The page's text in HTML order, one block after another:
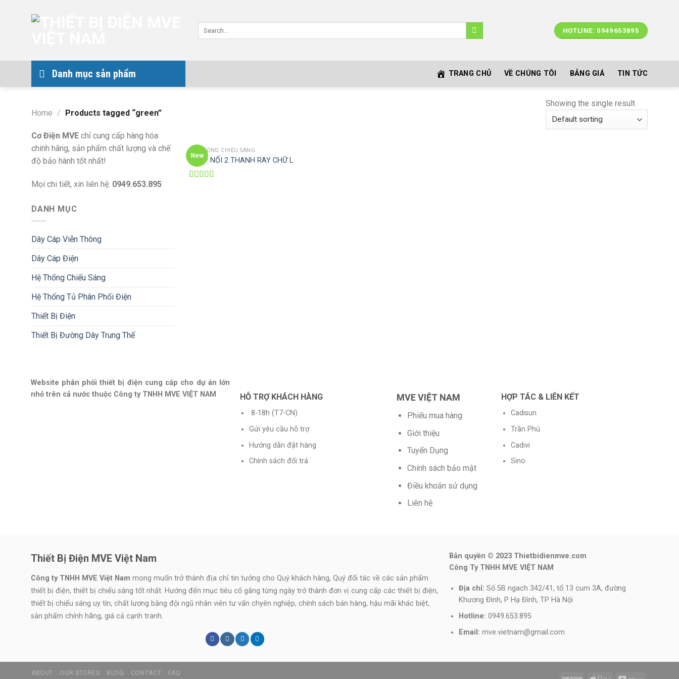
HOTLINE: 0949653895
Danh mục sản phẩm TRANG CHỦ VỀ CHÚNG TÔI BẢNG GIÁ TIN TỨC
Home / Products tagged “green”
Showing the single result
Cơ Điện MVE chỉ cung cấp hàng hóa
chính hãng, sản phẩm chất lượng và chế
độ bảo hành tốt nhất!
Mọi chi tiết, xin liên hệ: 0949.653.895
DANH MỤC
Dây Cáp Viễn Thông
Dây Cáp Điện
Hệ Thống Chiếu Sáng
Hệ Thống Tủ Phân Phối Điện
Thiết Bị Điện
Thiết Bị Đường Dây Trung Thế
New
HỆ THỐNG CHIẾU SÁNG
KHỚP NỐI 2 THANH RAY CHỮ L
Website phân phối thiết bị điện cung cấp cho dự án lớn
nhỏ trên cả nước thuộc Công ty TNHH MVE VIỆT NAM
HỖ TRỢ KHÁCH HÀNG
8-18h (T7-CN)
Gửi yêu cầu hỗ trợ
Hướng dẫn đặt hàng
Chính sách đổi trả
MVE VIỆT NAM
Phiếu mua hàng
Giới thiệu
Tuyển Dụng
Chính sách bảo mật
Điều khoản sử dụng
Liên hệ
HỢP TÁC & LIÊN KẾT
Cadisun
Trần Phú
Cadivi
Sino
Thiết Bị Điện MVE Việt Nam
Công ty TNHH MVE Việt Nam mong muốn trở thành địa chỉ tin tưởng cho Quý khách hàng, Quý đối tác về các sản phẩm
thiết bị điện, thiết bị chiếu sáng tốt nhất. Hướng đến mục tiêu cố gắng từng ngày trở thành đơn vị cung cấp các thiết bị điện,
thiết bị chiếu sáng uy tín, chất lượng bằng đội ngũ nhân viên tư vấn chyên nghiệp, chính sách bán hàng, hậu mãi khác biệt,
sản phẩm chính hãng, giá cả cạnh tranh.
Bản quyền © 2023 Thietbidienmve.com
Công Ty TNHH MVE VIỆT NAM
Địa chỉ: Số 5B ngach 342/41, tổ 13 cum 3A, đường
Khương Đình, P Hạ Đình, TP Hà Nội
Hotline: 0949.653.895
Email: mve.vietnam@gmail.com
ABOUT OUR STORES BLOG CONTACT FAQ